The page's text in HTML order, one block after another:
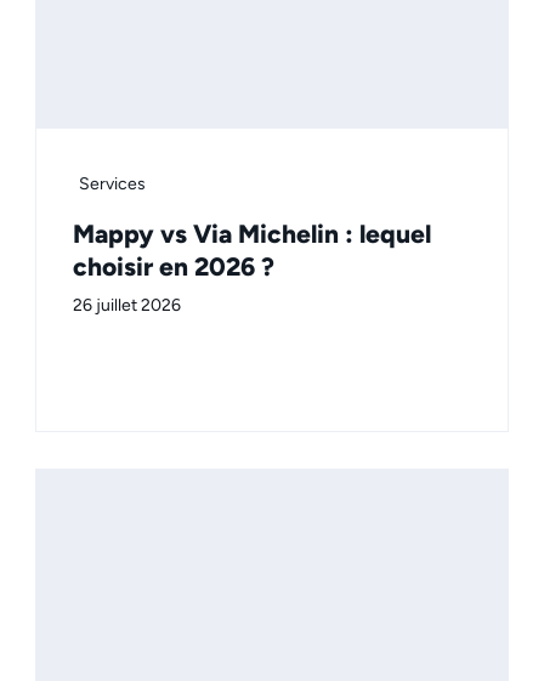
Services
Mappy vs Via Michelin : lequel
choisir en 2026 ?
26 juillet 2026